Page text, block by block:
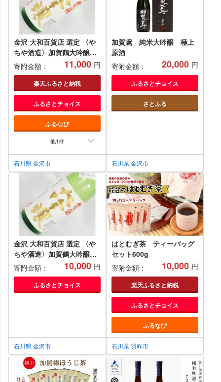
金沢 大和百貨店 選定 〈や
ちや酒造〉加賀鶴大吟醸・
特撰 720ml 石川 金沢 加
賀百万石 加賀 百万石 北陸
北陸復興 北陸支援
寄附金額： 11,000 円
楽天ふるさと納税
ふるさとチョイス
ふるなび
他1件
石川県 金沢市
加賀鳶 純米大吟醸 極上
原酒
寄附金額：
20,000 円
ふるさとチョイス
さとふる
石川県 金沢市
金沢 大和百貨店 選定 〈や
ちや酒造〉加賀鶴大吟醸
720ml
寄附金額： 10,000 円
ふるさとチョイス
石川県 金沢市
はとむぎ茶 ティーバッグ
セット600g
寄附金額：
10,000 円
楽天ふるさと納税
ふるさとチョイス
ふるなび
石川県 羽咋市